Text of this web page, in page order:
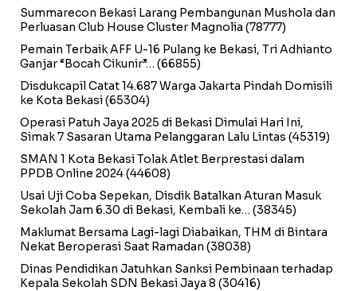
Summarecon Bekasi Larang Pembangunan Mushola dan
Perluasan Club House Cluster Magnolia (78777)
Pemain Terbaik AFF U-16 Pulang ke Bekasi, Tri Adhianto
Ganjar “Bocah Cikunir”… (66855)
Disdukcapil Catat 14.687 Warga Jakarta Pindah Domisili
ke Kota Bekasi(65304)
Operasi Patuh Jaya 2025 di Bekasi Dimulai Hari Ini,
Simak 7 Sasaran Utama Pelanggaran Lalu Lintas (45319)
SMAN 1 Kota Bekasi Tolak Atlet Berprestasi dalam
PPDB Online 2024(44608)
Usai Uji Coba Sepekan, Disdik Batalkan Aturan Masuk
Sekolah Jam 6.30 di Bekasi, Kembali ke… (38345)
Maklumat Bersama Lagi-lagi Diabaikan, THM di Bintara
Nekat Beroperasi Saat Ramadan (38038)
Dinas Pendidikan Jatuhkan Sanksi Pembinaan terhadap
Kepala Sekolah SDN Bekasi Jaya 8 (30416)